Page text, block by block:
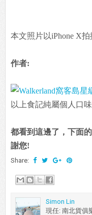
本文照片以iPhone X拍
作者:
以上食記純屬個人口
都看到這邊了，下面
謝您!
Share:
Simon Lin
現任: 南北貨俱